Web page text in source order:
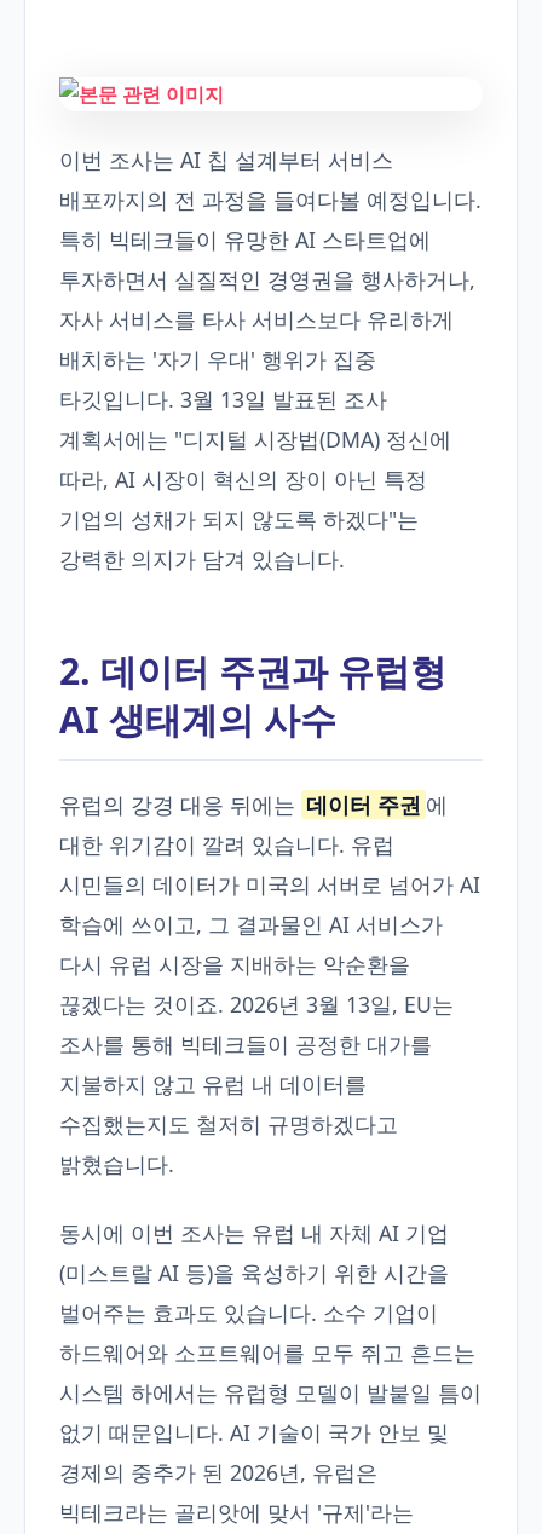
이번 조사는 AI 칩 설계부터 서비스
배포까지의 전 과정을 들여다볼 예정입니다.
특히 빅테크들이 유망한 AI 스타트업에
투자하면서 실질적인 경영권을 행사하거나,
자사 서비스를 타사 서비스보다 유리하게
배치하는 '자기 우대' 행위가 집중
타깃입니다. 3월 13일 발표된 조사
계획서에는 "디지털 시장법(DMA) 정신에
따라, AI 시장이 혁신의 장이 아닌 특정
기업의 성채가 되지 않도록 하겠다"는
강력한 의지가 담겨 있습니다.
2. 데이터 주권과 유럽형
AI 생태계의 사수
유럽의 강경 대응 뒤에는 데이터 주권 에
대한 위기감이 깔려 있습니다. 유럽
시민들의 데이터가 미국의 서버로 넘어가 AI
학습에 쓰이고, 그 결과물인 AI 서비스가
다시 유럽 시장을 지배하는 악순환을
끊겠다는 것이죠. 2026년 3월 13일, EU는
조사를 통해 빅테크들이 공정한 대가를
지불하지 않고 유럽 내 데이터를
수집했는지도 철저히 규명하겠다고
밝혔습니다.
동시에 이번 조사는 유럽 내 자체 AI 기업
(미스트랄 AI 등)을 육성하기 위한 시간을
벌어주는 효과도 있습니다. 소수 기업이
하드웨어와 소프트웨어를 모두 쥐고 흔드는
시스템 하에서는 유럽형 모델이 발붙일 틈이
없기 때문입니다. AI 기술이 국가 안보 및
경제의 중추가 된 2026년, 유럽은
빅테크라는 골리앗에 맞서 '규제'라는